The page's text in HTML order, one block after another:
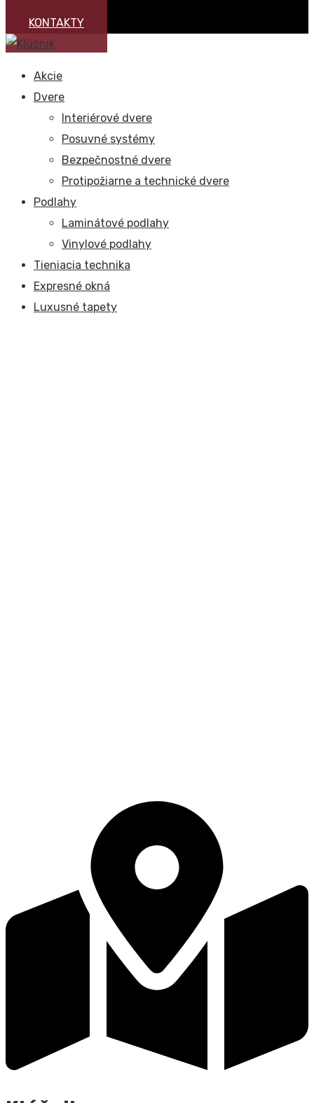
KONTAKTY
Akcie
Dvere
Interiérové dvere
Posuvné systémy
Bezpečnostné dvere
Protipožiarne a technické dvere
Podlahy
Laminátové podlahy
Vinylové podlahy
Tieniacia technika
Expresné okná
Luxusné tapety